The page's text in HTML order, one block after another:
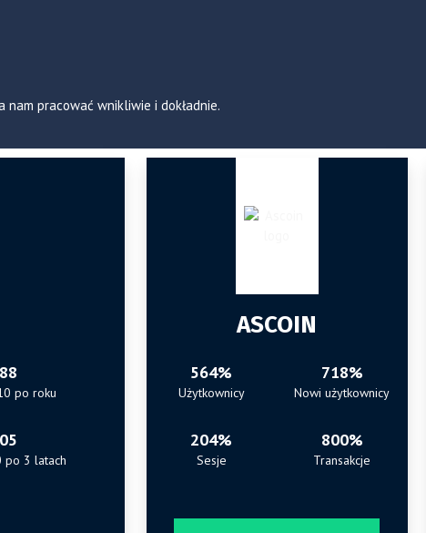
nam pracować wnikliwie i dokładnie.
po roku
po 3 latach
ASCOIN
564%
Użytkownicy
718%
Nowi użytkownicy
204%
Sesje
800%
Transakcje